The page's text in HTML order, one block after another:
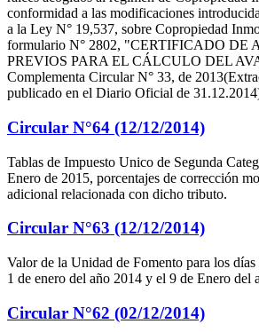
conformidad a las modificaciones
a la Ley N° 19,537, sobre Copropiedad
formulario N° 2802, "CERTIFICADO DE
PREVIOS PARA EL CÁLCULO DEL
Complementa Circular N° 33, de
publicado en el Diario Oficial de
Circular N°64 (12/12/2014)
Tablas de Impuesto Unico de Segunda
Enero de 2015, porcentajes de corrección
adicional relacionada con dicho tributo.
Circular N°63 (12/12/2014)
Valor de la Unidad de Fomento para los
1 de enero del año 2014 y el 9 de Enero del
Circular N°62 (02/12/2014)